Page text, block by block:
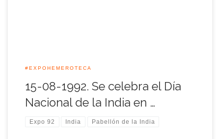
#EXPOHEMEROTECA
15-08-1992. Se celebra el Día
Nacional de la India en …
Expo 92 India Pabellón de la India